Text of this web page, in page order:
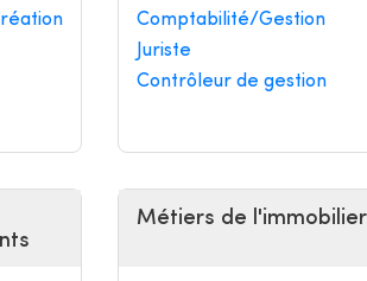
Comptabilité/Gestion
Juriste
Contrôleur de gestion
Métiers de l'immobilier